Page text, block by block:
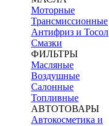
Моторные
Трансмиссионные
Антифриз и Тосол
Смазки
ФИЛЬТРЫ
Масляные
Воздушные
Салонные
Топливные
АВТОТОВАРЫ
Автокосметика и